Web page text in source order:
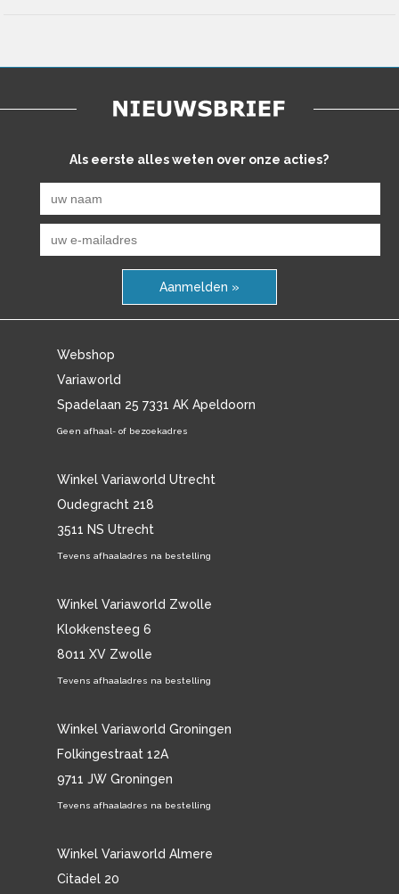
Als eerste alles weten over onze acties?
Aanmelden »
Webshop
Variaworld
Spadelaan 25 7331 AK Apeldoorn
Geen afhaal- of bezoekadres
Winkel Variaworld Utrecht
Oudegracht 218
3511 NS Utrecht
Tevens afhaaladres na bestelling
Winkel Variaworld Zwolle
Klokkensteeg 6
8011 XV Zwolle
Tevens afhaaladres na bestelling
Winkel Variaworld Groningen
Folkingestraat 12A
9711 JW Groningen
Tevens afhaaladres na bestelling
Winkel Variaworld Almere
Citadel 20